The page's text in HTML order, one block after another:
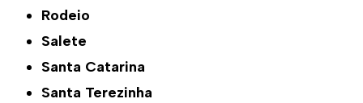
Rodeio
Salete
Santa Catarina
Santa Terezinha